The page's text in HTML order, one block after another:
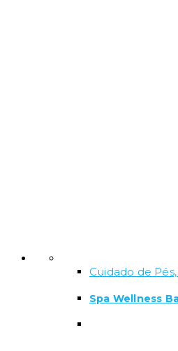
Cuidado de
Spa Wellness